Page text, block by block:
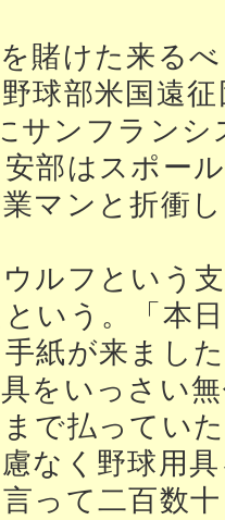
賭けた来る
球部米国遠
サンフラン
部はスポー
マンと折衝
ルフという
いう。「本
紙が来まし
をいっさい
で払ってい
なく野球用
って二百数